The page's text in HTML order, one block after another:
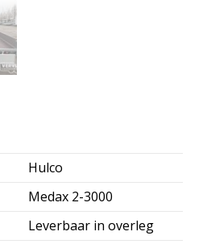
Hulco
Medax 2-3000
Leverbaar in overleg